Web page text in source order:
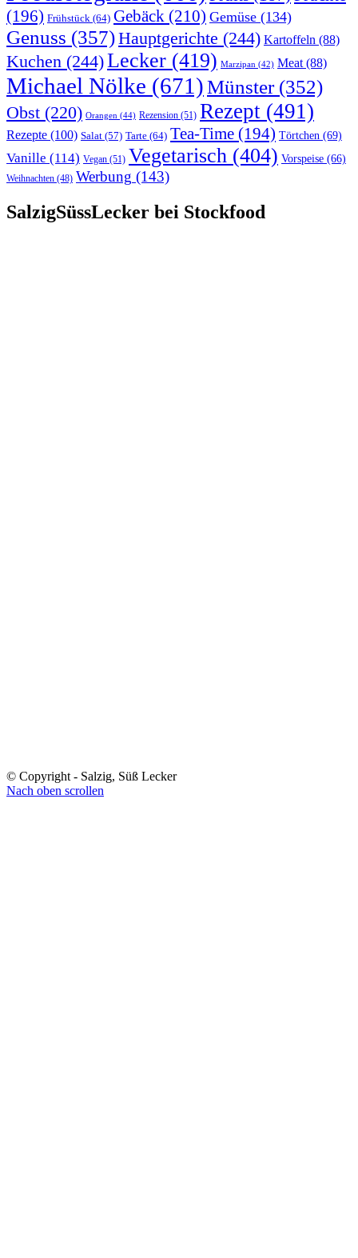
(196) Frühstück (64) Gebäck (210) Gemüse (134)
Genuss (357)Hauptgerichte (244) Kartoffeln (88)
Kuchen (244)Lecker (419) Marzipan (42) Meat (88)
Michael Nölke (671)Münster(352)
Obst (220) Orangen (44) Rezension (51) Rezept (491)
Rezepte (100) Salat (57) Tarte (64) Tea-Time (194) Törtchen (69)
Vanille (114) Vegan (51) Vegetarisch (404) Vorspeise (66)
Weihnachten (48) Werbung (143)
SalzigSüssLecker bei Stockfood
© Copyright - Salzig, Süß Lecker
Nach oben scrollen